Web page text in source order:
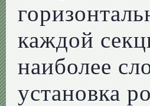
каждой
наиболее
установка